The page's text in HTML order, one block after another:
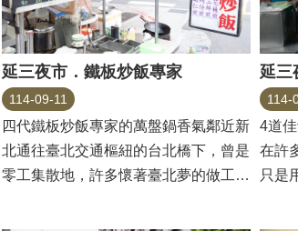
延三夜市．鐵板炒飯專家
114-09-11
四代鐵板炒飯專家的萬盤鍋香氣鄰近新
北通往臺北交通樞紐的台北橋下，曾是
零工集散地，許多懷著臺北夢的做工人
延三
114-
4道
在許
只是